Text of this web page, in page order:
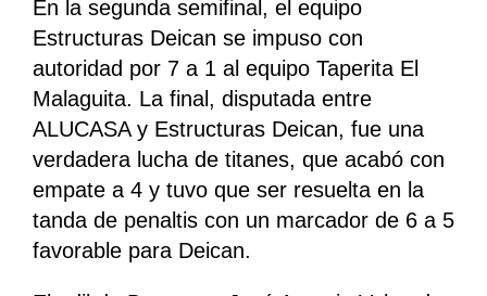
En la segunda semifinal, el equipo
Estructuras Deican se impuso con
autoridad por 7 a 1 al equipo Taperita El
Malaguita. La final, disputada entre
ALUCASA y Estructuras Deican, fue una
verdadera lucha de titanes, que acabó con
empate a 4 y tuvo que ser resuelta en la
tanda de penaltis con un marcador de 6 a 5
favorable para Deican.